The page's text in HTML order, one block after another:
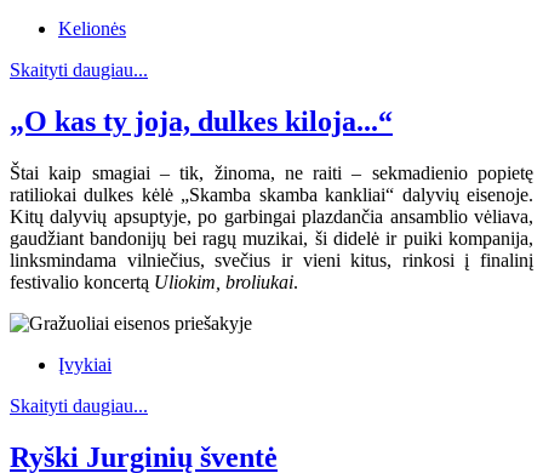
Kelionės
Skaityti daugiau...
„O kas ty joja, dulkes kiloja...“
Štai kaip smagiai – tik, žinoma, ne raiti – sekmadienio popietę
ratiliokai dulkes kėlė „Skamba skamba kankliai“ dalyvių eisenoje.
Kitų dalyvių apsuptyje, po garbingai plazdančia ansamblio vėliava,
gaudžiant bandonijų bei ragų muzikai, ši didelė ir puiki kompanija,
linksmindama vilniečius, svečius ir vieni kitus, rinkosi į finalinį
festivalio koncertą Uliokim, broliukai.
Įvykiai
Skaityti daugiau...
Ryški Jurginių šventė